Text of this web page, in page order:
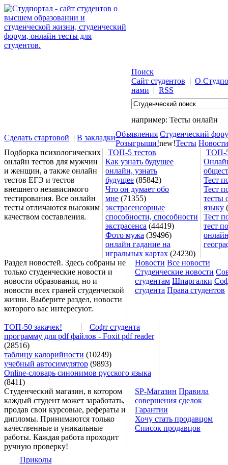
Поиск
Сайт студентов | О
нами | RSS
например: Тесты онлайн
Сделать стартовой | В закладкиОбъявления Студенческий
Тесты Новости
Розыгрыши!new!
Подборка психологических
онлайн тестов для мужчин
и женщин, а также онлайн
тестов ЕГЭ и тестов
внешнего независимого
тестирования. Все онлайн
тесты отличаются высоким
качеством составления.
ТОП-5 тестов
ТОП-
Как узнать будущее
онлайн, узнать
будущее (85842)
Что он думает обо
мне (71355)
экстрасенсорные
способности, способности
экстрасенса (44419)
Фото мужа (39496)
онлайн гадание на
игральных картах (24230)
Тест
Тест
тесты
языку
Тест
тест
Раздел новостей. Здесь собраны не
только студенческие новости и
новости образования, но и
новости всех граней студенческой
жизни. Выберите раздел, новости
которого вас интересуют.
Новости Все новости
Студенческие новости
студентам Шпаргалки
студента Права студентов
ТОП-50 закачек!
Софт студента
программу для pdf файлов - Foxit pdf reader
(28516)
таблицу калорийности (10249)
учебный автосимулятор (9893)
Online-словарь синонимов русского языка
(8411)
Студенческий магазин, в котором
каждый студент может заработать,
продав свои курсовые, рефераты и
дипломы. Принимаются только
качественные и уникальные
работы. Каждая работа проходит
ручную проверку!
SP-Магазин Правила
совершения сделок
Гарантии
Хочу стать продавцом
Список продавцов
Приколы